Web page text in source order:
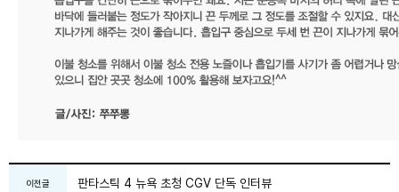
이전글 판타스틱 4 뉴욕 초청 CGV 단독 인터뷰